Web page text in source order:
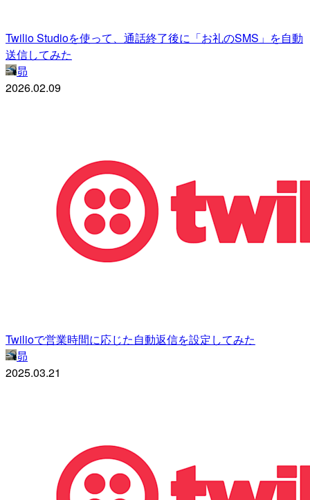
Twilio Studioを使って、通話終了後に「お礼のSMS」を自動
送信してみた
昴
2026.02.09
Twilioで営業時間に応じた自動返信を設定してみた
昴
2025.03.21